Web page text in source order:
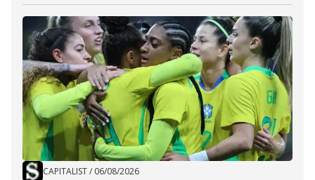
CAPITALIST/ 06/08/2026